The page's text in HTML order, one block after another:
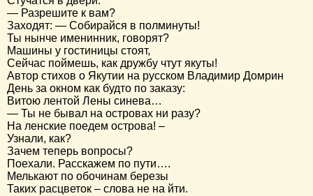
— Разрешите к вам?
Заходят: — Собирайся в полминуты!
Ты нынче именинник, говорят?
Машины у гостиницы стоят,
Сейчас поймешь, как дружбу чтут якуты!
Автор стихов о Якутии на русском Владимир Домрин
День за окном как будто по заказу:
Витою лентой Лены синева…
— Ты не бывал на островах ни разу?
На ленские поедем острова! –
Узнали, как?
Зачем теперь вопросы?
Поехали. Расскажем по пути….
Мелькают по обочинам березы
Таких расцветок – слова не на йти.